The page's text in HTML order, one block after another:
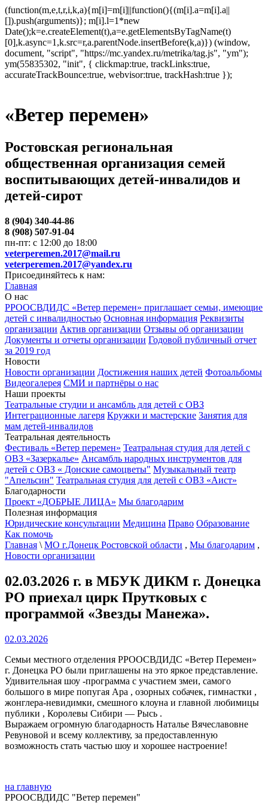
(function(m,e,t,r,i,k,a){m[i]=m[i]||function(){(m[i].a=m[i].a||
[]).push(arguments)}; m[i].l=1*new
Date();k=e.createElement(t),a=e.getElementsByTagName(t)
[0],k.async=1,k.src=r,a.parentNode.insertBefore(k,a)}) (window,
document, "script", "https://mc.yandex.ru/metrika/tag.js", "ym");
ym(55835302, "init", { clickmap:true, trackLinks:true,
accurateTrackBounce:true, webvisor:true, trackHash:true });
«Ветер перемен»
Ростовская региональная
общественная организация семей
воспитывающих детей-инвалидов и
детей-сирот
8 (904) 340-44-86
8 (908) 507-91-04
пн-пт: с 12:00 до 18:00
veterperemen.2017@mail.ru
veterperemen.2017@yandex.ru
Присоединяйтесь к нам:
Главная
О нас
РРООСВДИДС «Ветер перемен» приглашает семьи, имеющие
детей с инвалидностью Основная информация Реквизиты
организации Актив организации Отзывы об организации
Документы и отчеты организации Годовой публичный отчет
за 2019 год
Новости
Новости организации Достижения наших детей Фотоальбомы
Видеогалерея СМИ и партнёры о нас
Наши проекты
Театральные студии и ансамбль для детей с ОВЗ
Интеграционные лагеря Кружки и мастерские Занятия для
мам детей-инвалидов
Театральная деятельность
Фестиваль «Ветер перемен» Театральная студия для детей с
ОВЗ «Зазеркалье» Ансамбль народных инструментов для
детей с ОВЗ « Донские самоцветы" Музыкальный театр
"Апельсин" Театральная студия для детей с ОВЗ «Аист»
Благодарности
Проект «ДОБРЫЕ ЛИЦА» Мы благодарим
Полезная информация
Юридические консультации Медицина Право Образование
Как помочь
Главная \ МО г.Донецк Ростовской области , Мы благодарим ,
Новости организации
02.03.2026 г. в МБУК ДИКМ г. Донецка
РО приехал цирк Прутковых с
программой «Звезды Манежа».
02.03.2026
Семьи местного отделения РРООСВДИДС «Ветер Перемен»
г. Донецка РО были приглашены на это яркое представление.
Удивительная шоу -программа с участием змеи, самого
большого в мире попугая Ара , озорных собачек, гимнастки ,
жонглера-невидимки, смешного клоуна и главной любимицы
публики , Королевы Сибири — Рысь .
Выражаем огромную благодарность Наталье Вячеславовне
Ревуновой и всему коллективу, за предоставленную
возможность стать частью шоу и хорошее настроение!
на главную
РРООСВДИДС "Ветер перемен"